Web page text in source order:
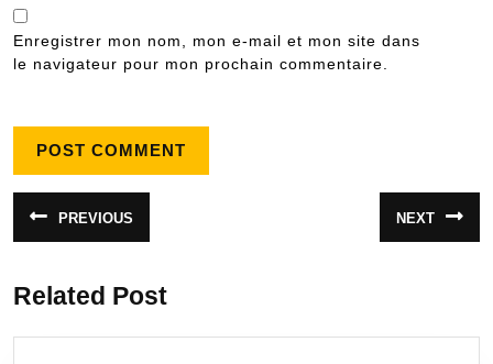
Enregistrer mon nom, mon e-mail et mon site dans
le navigateur pour mon prochain commentaire.
Navigation
de
PREVIOUS
précédent
NEXT
suivant
Related Post